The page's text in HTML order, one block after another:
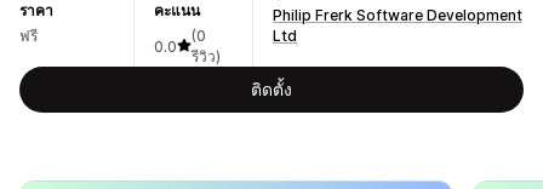
ราคา
ฟรี
คะแนน
0.0
(0
รีวิว)
Philip Frerk Software Development
Ltd
ติดตั้ง